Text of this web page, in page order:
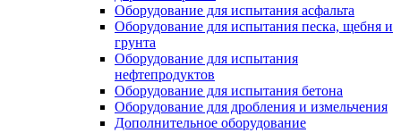
Оборудование для испытания асфальта
Оборудование для испытания песка, щебня и
грунта
Оборудование для испытания
нефтепродуктов
Оборудование для испытания бетона
Оборудование для дробления и измельчения
Дополнительное оборудование